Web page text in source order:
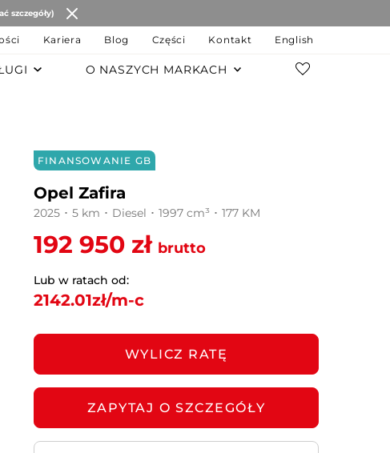
szczegóły)
Kariera Blog Części Kontakt English
O NASZYCH MARKACH
JAC Motors
Chery
JAECOO
OMODA
LEVC
Samochody
Używane
FINANSOWANIE GB
Opel Zafira
2025 ･ 5 km ･ Diesel ･ 1997 cm³ ･ 177 KM
192 950 zł brutto
Lub w ratach od:
2142.01zł/m-c
WYLICZ RATĘ
ZAPYTAJ O SZCZEGÓŁY